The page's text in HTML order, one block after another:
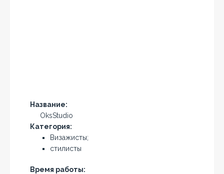
Название:
OksStudio
Категория:
Визажисты;
стилисты
Время работы: